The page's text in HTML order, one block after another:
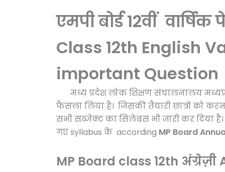
एमपी बोर्ड 12वीं
Class 12th English
important Question
मध्य प्रदेश लोक शिक्षण संचालनालय
फैसला लिया है। जिसकी तैयारी छात्रों को
सभी सब्जेक्ट का सिलेबस भी जारी कर दिया है।
गएsyllabus के according MP Board
MP Board class 12th